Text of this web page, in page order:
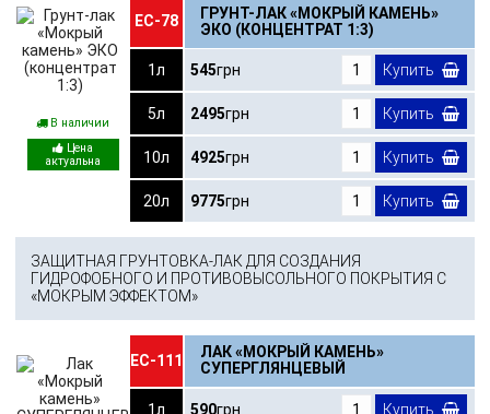
В наличии
ЕС-78
ГРУНТ-ЛАК «МОКРЫЙ КАМЕНЬ»
ЭКО (КОНЦЕНТРАТ 1:3)
1л 545грн Купить
5л 2495грн Купить
10л 4925грн Купить
20л 9775грн Купить
ЗАЩИТНАЯ ГРУНТОВКА-ЛАК ДЛЯ СОЗДАНИЯ
ГИДРОФОБНОГО И ПРОТИВОВЫСОЛЬНОГО ПОКРЫТИЯ С
«МОКРЫМ ЭФФЕКТОМ»
ЕС-111
ЛАК «МОКРЫЙ КАМЕНЬ»
СУПЕРГЛЯНЦЕВЫЙ
1л 590грн Купить